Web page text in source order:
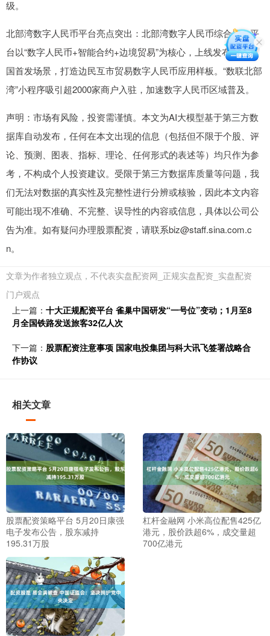
级。
北部湾数字人民币平台亮点突出：北部湾数字人民币综合服务平
台以“数字人民币+智能合约+边境贸易”为核心，上线发布两个全
国首发场景，打造边民互市贸易数字人民币应用样板。“数联北部
湾”小程序吸引超2000家商户入驻，加速数字人民币区域普及。
声明：市场有风险，投资需谨慎。本文为AI大模型基于第三方数
据库自动发布，任何在本文出现的信息（包括但不限于个股、评
论、预测、图表、指标、理论、任何形式的表述等）均只作为参
考，不构成个人投资建议。受限于第三方数据库质量等问题，我
们无法对数据的真实性及完整性进行分辨或核验，因此本文内容
可能出现不准确、不完整、误导性的内容或信息，具体以公司公
告为准。如有疑问办理股票配资，请联系biz@staff.sina.com.c
n。
文章为作者独立观点，不代表实盘配资网_正规实盘配资_实盘配资
门户观点
上一篇： 十大正规配资平台 雀巢中国研发“一号位”变动；1月至8
月全国铁路发送旅客32亿人次
下一篇： 股票配资注意事项 国家电投集团与科大讯飞签署战略合
作协议
相关文章
股票配资策略平台 5月20日康强
电子发布公告，股东减持
195.31万股
杠杆金融网 小米高位配售425亿
港元，股价跌超6%，成交量超
700亿港元